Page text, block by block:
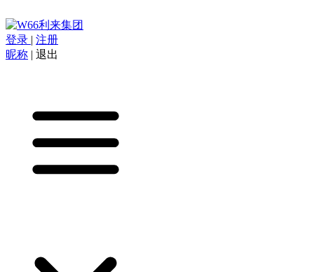
登录 | 注册
昵称 | 退出